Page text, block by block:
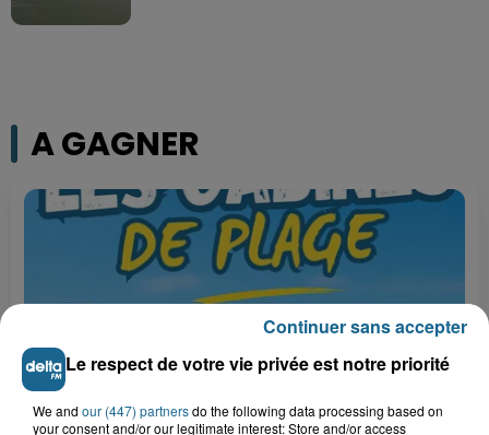
A GAGNER
Le respect de votre vie privée est notre priorité
We and our (447) partnersdo the following data processing based on
your consent and/or our legitimate interest: Store and/or access
Continuer sans accepter